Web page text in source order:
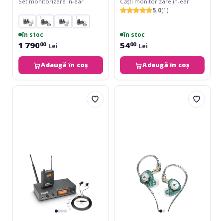
în stoc
1 79000 Lei
Adaugă în coș
5.0(1)
în stoc
5400 Lei
Adaugă în coș
LD
KZ